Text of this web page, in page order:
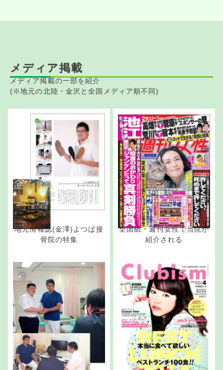
メディア掲載
メディア掲載の一部を紹介
(※地元の北陸・金沢と全国メディア順不同)
地元情報誌(金澤)よつば接
骨院の特集
全国紙・週刊女性で当院が
紹介される